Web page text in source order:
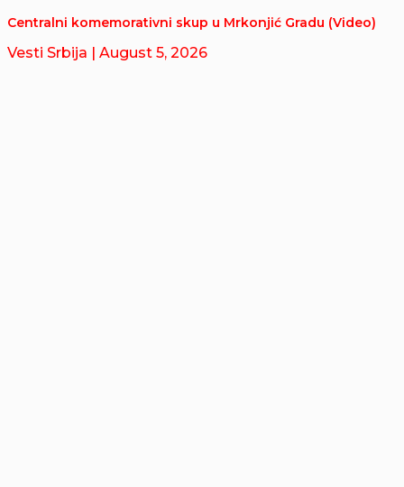
Centralni komemorativni skup u Mrkonjić Gradu (Video)
Vesti Srbija | August 5, 2026